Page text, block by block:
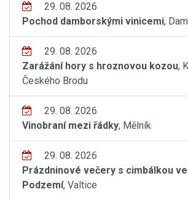
29. 08. 2026
Pochod damborskými vinicemi,
29. 08. 2026
Zarážání hory s hroznovou kozou,
Českého Brodu
29. 08. 2026
Vinobraní mezi řádky, Mělník
29. 08. 2026
Prázdninové večery s cimbálkou
Podzemí, Valtice